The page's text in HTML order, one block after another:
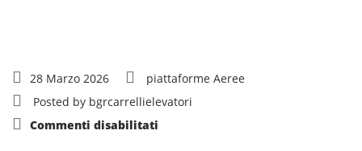
28 Marzo 2026
piattaforme Aeree
Posted by bgrcarrellielevatori
Commenti disabilitati